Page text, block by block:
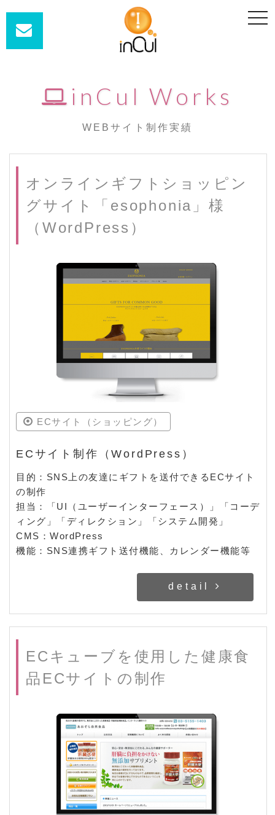
t
o
n
inCul Works
WEBサイト制作実績
オンラインギフトショッピン
グサイト「esophonia」様
（WordPress）
ECサイト（ショッピング）
ECサイト制作（WordPress）
目的：SNS上の友達にギフトを送付できるECサイト
の制作
担当：「UI（ユーザーインターフェース）」「コーデ
ィング」「ディレクション」「システム開発」
CMS：WordPress
機能：SNS連携ギフト送付機能、カレンダー機能等
detail
ECキューブを使用した健康食
品ECサイトの制作